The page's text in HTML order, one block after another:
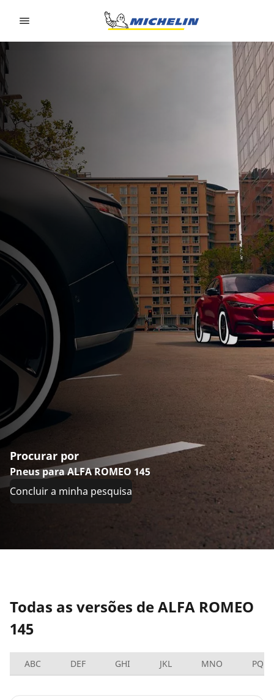
Procurar por
Pneus para ALFA ROMEO 145
Concluir a minha pesquisa
Todas as versões de ALFA ROMEO
145
ABC DEF GHI JKL MNO PQRS